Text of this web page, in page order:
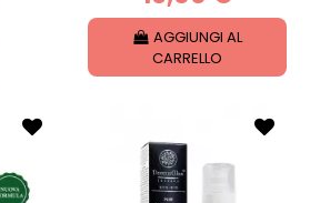
AGGIUNGI AL
CARRELLO